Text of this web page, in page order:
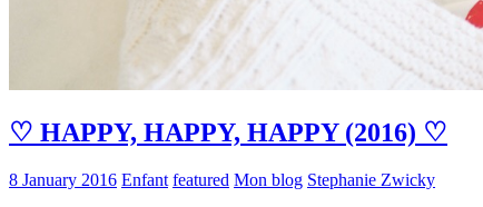
♡ HAPPY, HAPPY, HAPPY (2016) ♡
8 January 2016 Enfant featured Mon blog Stephanie Zwicky